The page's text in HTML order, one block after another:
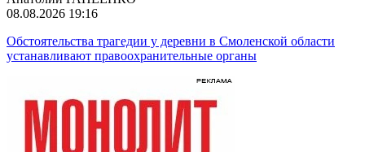
08.08.2026 19:16
Обстоятельства трагедии у деревни в Смоленской области
устанавливают правоохранительные органы